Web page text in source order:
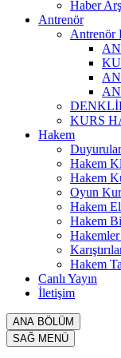
Haber
Antrenör
Antrenör
KURS
Hakem
Duyurular
Hakem
Hakem
Oyun
Hakem
Hakem
Hakem
Canlı Yayın
İletişim
ANA BÖLÜM
SAĞ MENÜ